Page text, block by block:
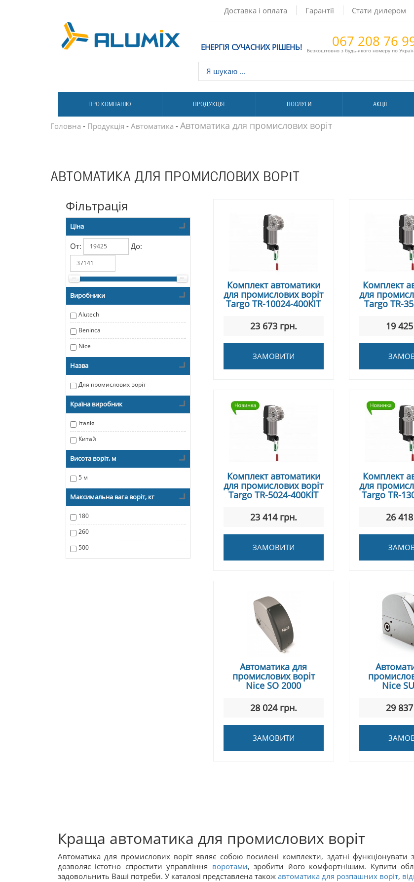
Доставка і оплата Гарантії Стати дилером
ЕНЕРГІЯ СУЧАСНИХ РІШЕНЬ! 067 208 76
Безкоштовно з будь-якого номеру по
ПРО КОМПАНІЮ ПРОДУКЦІЯ ПОСЛУГИ АКЦІЇ
Головна - Продукція - Автоматика - Автоматика для промислових воріт
АВТОМАТИКА ДЛЯ ПРОМИСЛОВИХ ВОРІТ
Фільтрація
Ціна
От: До:
Виробники
Alutech
Beninca
Nice
Назва
Для промислових воріт
Країна виробник
Італія
Китай
Висота воріт, м
5 м
Максимальна вага воріт, кг
180
260
500
Комплект автоматики
для промислових воріт
Targo TR-10024-400KIT
23 673 грн.
ЗАМОВИТИ
Комплект
для
Targo TR-
19
Комплект автоматики
для промислових воріт
Targo TR-5024-400KIT
23 414 грн.
ЗАМОВИТИ
Комплект
для
Targo TR-
26
Автоматика для
промислових воріт
Nice SO 2000
28 024 грн.
ЗАМОВИТИ
Nice
29
Краща автоматика для промислових воріт
Автоматика для промислових воріт являє собою посилені комплекти, здатні
дозволяє істотно спростити управління воротами, зробити його комфортнішим. Купити
задовольнить Ваші потреби. У каталозі представлена також автоматика для розпашних воріт,